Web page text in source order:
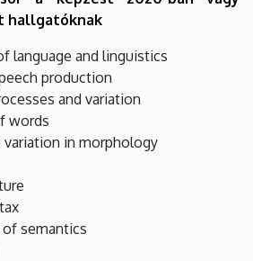
hallgatóknak
language and linguistics
production
and variation
words
in morphology
semantics